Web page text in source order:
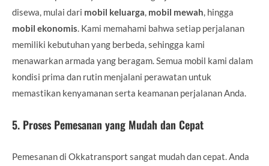
disewa, mulai dari mobil keluarga mobil mewah , hingga
mobil ekonomis . Kami memahami bahwa setiap perjalanan
memiliki kebutuhan yang berbeda, sehingga kami
menawarkan armada yang beragam. Semua mobil kami dalam
kondisi prima dan rutin menjalani perawatan untuk
memastikan kenyamanan serta keamanan perjalanan Anda.
5. Proses Pemesanan yang Mudah dan Cepat
Pemesanan di Okkatransport sangat mudah dan cepat. Anda